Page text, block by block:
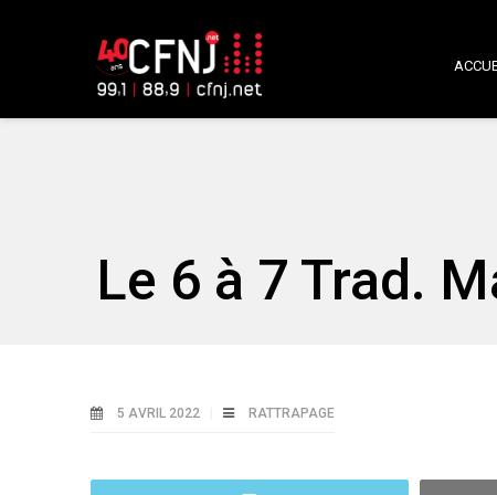
Le 6 à 7 Trad.
5 AVRIL 2022 RATTRAPAGE